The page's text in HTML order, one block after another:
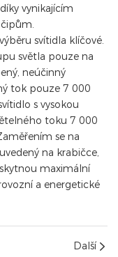
vynikajícím
svítidla klíčové.
světla pouze na
neúčinný
tok pouze 7 000
s vysokou
toku 7 000
se na
na krabičce,
maximální
a energetické
Další